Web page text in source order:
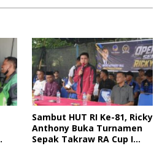
Sambut HUT RI Ke-81, Ricky
Anthony Buka Turnamen
Sepak Takraw RA Cup I